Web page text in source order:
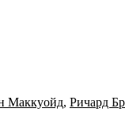
Маккуойд, Ричард